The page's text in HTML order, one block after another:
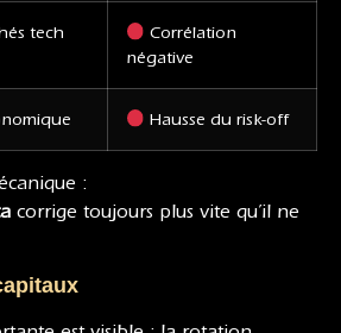
tech
Corrélation
négative
Hausse du risk-off
:
corrige toujours plus vite qu’il ne